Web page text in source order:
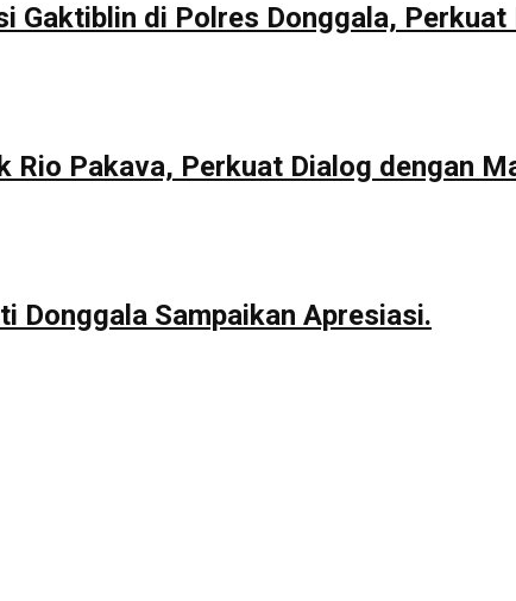
Gaktiblin di Polres Donggala,
Rio Pakava, Perkuat Dialog dengan
Donggala Sampaikan Apresiasi.